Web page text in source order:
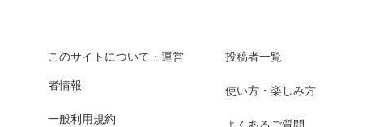
このサイトについて・運営
者情報
一般利用規約
投稿者一覧
使い方・楽しみ方